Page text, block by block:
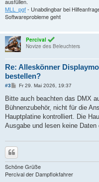
MLL_pgf- Unabdingbar bei
Softwareprobleme geht
Percival
Novize des Beleuchters
Re: Alleskönner
bestellen?
#3
B
i
r
a
g
Fr 29. Mai 2026, 19:37
Bitte auch beachten das DMX
Bühnenzubehör, nicht für die
Hauptplatine kontrolliert. Die
Ausgabe und lesen keine Daten
Schöne Grüße
Percival der Dampflokfahrer